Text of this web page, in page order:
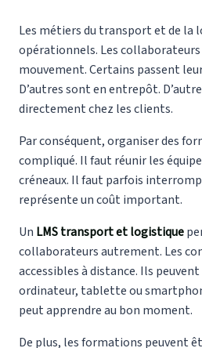
Les métiers du transport et de la
opérationnels. Les
mouvement. Certains passent
D’autres sont en entrepôt.
directement chez les clients.
Par conséquent, organiser des
compliqué. Il faut réunir les
créneaux. Il faut parfois
représente un coût important.
Un LMS transport et logistique
collaborateurs autrement. Les
accessibles à distance. Ils
ordinateur, tablette ou
peut apprendre au bon moment.
De plus, les formations peuvent